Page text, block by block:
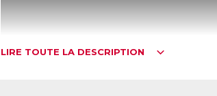
LIRE TOUTE LA DESCRIPTION